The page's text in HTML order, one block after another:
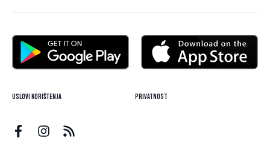
Uslovi korištenja Privatnost